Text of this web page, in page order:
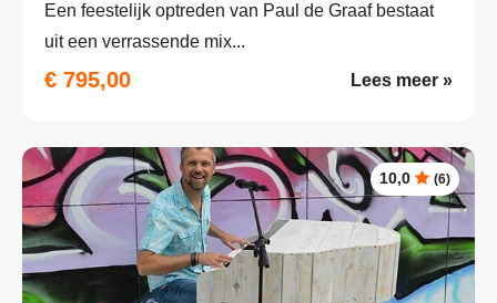
Een feestelijk optreden van Paul de Graaf bestaat
uit een verrassende mix...
€ 795,00 Lees meer »
10,0 (6)